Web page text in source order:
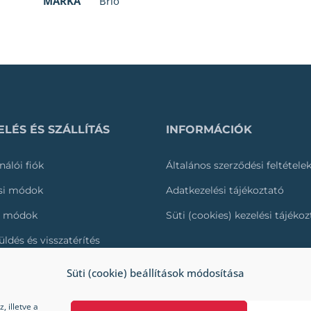
Süti (cookie) beállítások módosítása
illetve a
ÉS SZÁLLÍTÁS
fiók
módok
módok
és visszatérítés
INFORMÁCIÓK
Általános szerződési feltételek
Adatkezelési tájékoztató
Süti (cookies) kezelési